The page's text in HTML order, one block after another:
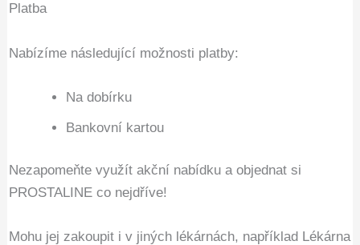
Platba
Nabízíme následující možnosti platby:
Na dobírku
Bankovní kartou
Nezapomeňte využít akční nabídku a objednat si
PROSTALINE co nejdříve!
Mohu jej zakoupit i v jiných lékárnách, například Lékárna